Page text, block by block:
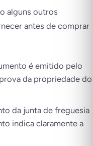
alguns outros
antes de comprar
é emitido pelo
da propriedade do
da junta de freguesia
indica claramente a